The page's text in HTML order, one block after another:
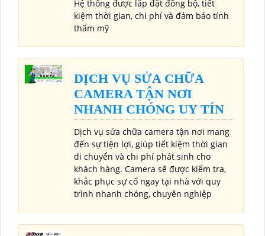
Hệ thống được lắp đặt đồng bộ, tiết
kiệm thời gian, chi phí và đảm bảo tính
thẩm mỹ
DỊCH VỤ SỬA CHỮA
CAMERA TẬN NƠI
NHANH CHÓNG UY TÍN
Dịch vụ sửa chữa camera tận nơi mang
đến sự tiện lợi, giúp tiết kiệm thời gian
di chuyển và chi phí phát sinh cho
khách hàng. Camera sẽ được kiểm tra,
khắc phục sự cố ngay tại nhà với quy
trình nhanh chóng, chuyên nghiệp